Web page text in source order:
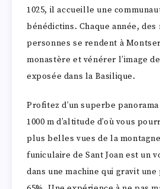
1025, il accueille une
bénédictins. Chaque année,
personnes se rendent à
monastère et vénérer l’image
exposée dans la Basilique.
Profitez d’un superbe
1000 m d’altitude d’où vous
plus belles vues de la
funiculaire de Sant Joan est un
dans une machine qui gravit